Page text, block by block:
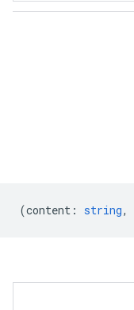
(content : string,